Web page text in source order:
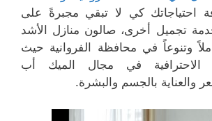
احتياجاتك كي لا تبقي مجبرةً على
تجميل أخرى، صالون منازل الأشد
وتنوعاً في محافظة الفروانية حيث
الاحترافية في مجال الميك أب
والعناية بالجسم والبشرة.